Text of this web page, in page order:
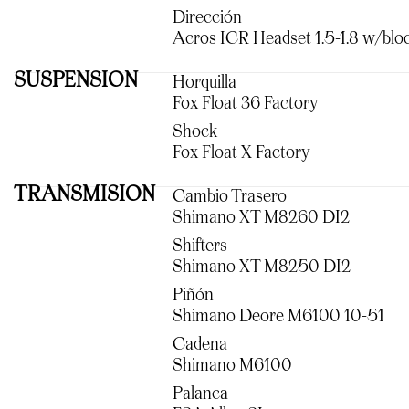
Dirección
Acros ICR Headset 1.5-1.8 w/
SUSPENSION
Horquilla
Fox Float 36 Factory
Shock
Fox Float X Factory
TRANSMISION
Cambio Trasero
Shimano XT M8260 DI2
Shifters
Shimano XT M8250 DI2
Piñón
Shimano Deore M6100 10-51
Cadena
Shimano M6100
Palanca